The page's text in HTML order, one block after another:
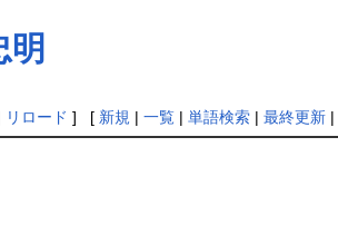
明
リロード ] [ 新規 | 一覧| 単語検索| 最終更新|